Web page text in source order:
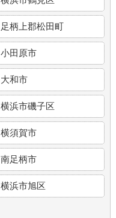
足柄上郡松田町
小田原市
大和市
横浜市磯子区
横須賀市
南足柄市
横浜市旭区